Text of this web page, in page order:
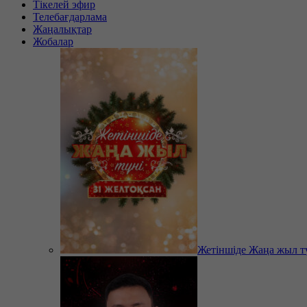
Тікелей эфир
Телебағдарлама
Жаңалықтар
Жобалар
Жетіншіде Жаңа жыл